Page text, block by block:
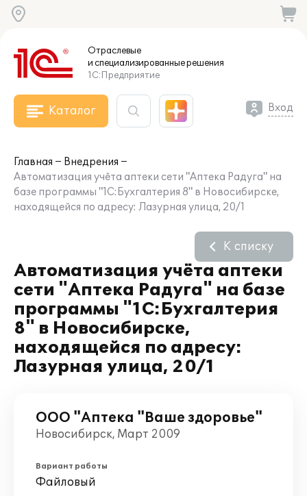
Отраслевые
и специализированныерешения
1С:Предприятие
Каталог Вход
Главная
Внедрения
Автоматизация учёта аптеки сети "Аптека Радуга" на
базе программы "1С:Бухгалтерия 8" в Новосибирске,
находящейся по адресу: Лазурная улица, 20/1
Автоматизация учёта аптеки
сети "Аптека Радуга" на базе
программы "1С:Бухгалтерия
8" в Новосибирске,
находящейся по адресу:
Лазурная улица, 20/1
К списку
ООО "Аптека "Ваше здоровье"
Новосибирск, Март 2009
Вариант работы
Файловый